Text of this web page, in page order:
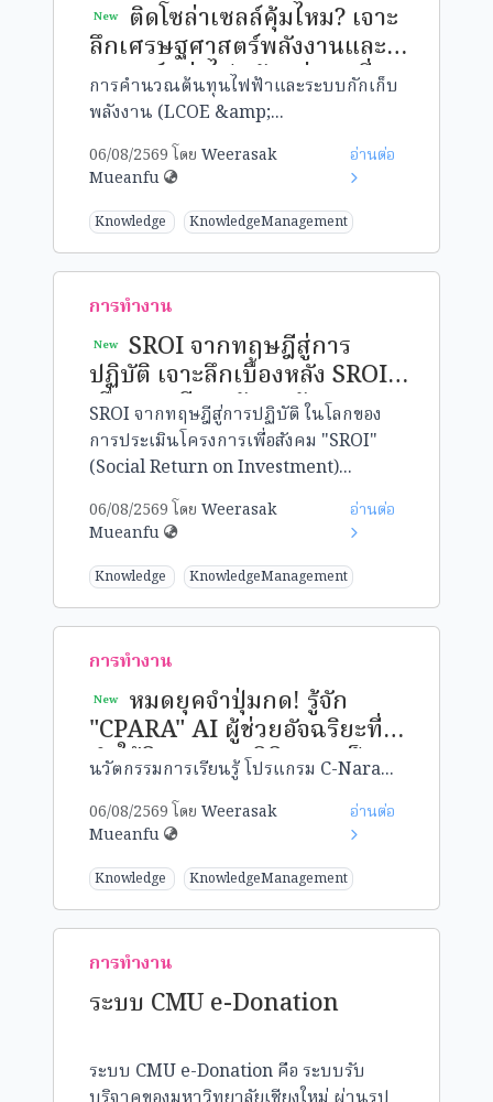
New
ลึกเศรษฐศาสตร์พลังงานและ
กลยุทธ์ "ค่าไฟหลักหน่วย" ที่
คุณกำหนดเองได้
การคำนวณต้นทุนไฟฟ้าและระบบกักเก็บ
พลังงาน (LCOE &amp;...
06/08/2569 โดย Weerasak
Mueanfu
อ่านต่อ
Knowledge KnowledgeManagement
การทำงาน
New
ปฏิบัติ เจาะลึกเบื้องหลัง SROI:
เมื่อทฤษฎีการวัดผลสังคมมา
เจอกับ "โลกความจริง" ที่ไม่ได้
สวยหรูแค่ในตำรา
SROI จากทฤษฎีสู่การปฏิบัติ ในโลกของ
การประเมินโครงการเพื่อสังคม "SROI"
(Social Return on Investment)...
06/08/2569 โดย Weerasak
Mueanfu
อ่านต่อ
Knowledge KnowledgeManagement
การทำงาน
New
"CPARA" AI ผู้ช่วยอัจฉริยะที่
ทำให้วิชาเศรษฐมิติกลายเป็น
เรื่องง่ายแค่ปลายนิ้ว
นวัตกรรมการเรียนรู้ โปรแกรม C-Nara...
06/08/2569 โดย Weerasak
Mueanfu
อ่านต่อ
Knowledge KnowledgeManagement
การทำงาน
ระบบ CMU e-Donation
ระบบ CMU e-Donation คือ ระบบรับ